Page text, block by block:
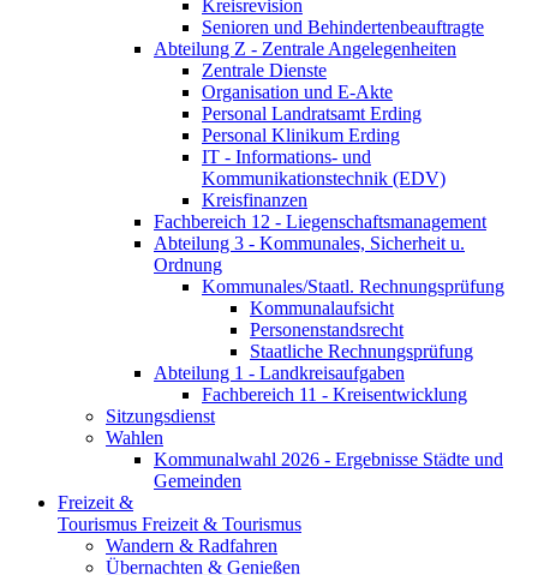
Kreisrevision
Senioren und Behindertenbeauftragte
Abteilung Z - Zentrale Angelegenheiten
Zentrale Dienste
Organisation und E-Akte
Personal Landratsamt Erding
Personal Klinikum Erding
IT - Informations- und
Kommunikationstechnik (EDV)
Kreisfinanzen
Fachbereich 12 - Liegenschaftsmanagement
Abteilung 3 - Kommunales, Sicherheit u.
Ordnung
Kommunales/Staatl. Rechnungsprüfung
Kommunalaufsicht
Personenstandsrecht
Staatliche Rechnungsprüfung
Abteilung 1 - Landkreisaufgaben
Fachbereich 11 - Kreisentwicklung
Sitzungsdienst
Wahlen
Kommunalwahl 2026 - Ergebnisse Städte und
Gemeinden
Freizeit &
Tourismus Freizeit & Tourismus
Wandern & Radfahren
Übernachten & Genießen